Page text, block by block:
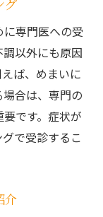
グ
専門医への受
以外にも原因
ば、めまいに
合は、専門の
です。症状が
で受診するこ
介